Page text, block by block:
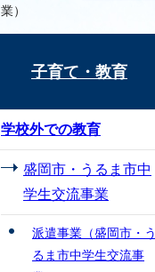
業）
子育て・教育
学校外での教育
盛岡市・うるま市中
学生交流事業
派遣事業（盛岡市・う
るま市中学生交流事